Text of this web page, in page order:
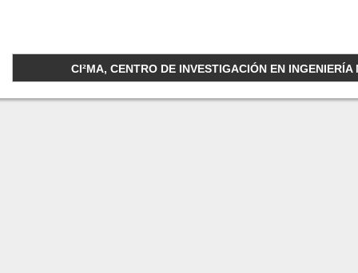
CI²MA, CENTRO DE INVESTIGACIÓN EN